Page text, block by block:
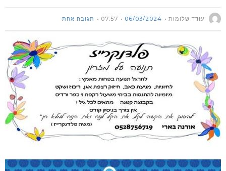
עודד שלומות 06/03/2024
07:57 תגובה אחת